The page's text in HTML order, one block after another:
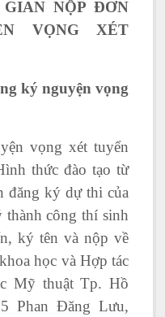
NỘP ĐƠN
VỌNG XÉT
ký nguyện vọng
vọng xét tuyển
thức đào tạo từ
đăng ký dự thi của
công thí sinh
ký tên và nộp về
học và Hợp tác
Mỹ thuật Tp. Hồ
Phan Đăng Lưu,